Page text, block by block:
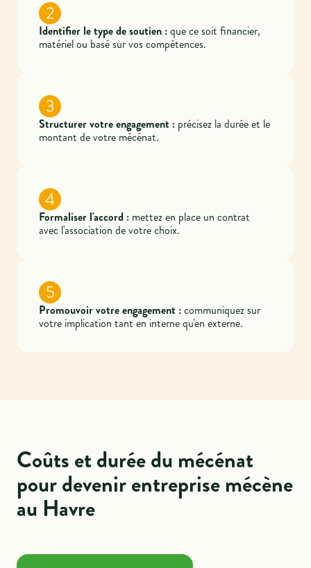
2
Identifier le type de soutien :que ce soit financier,
matériel ou basé sur vos compétences.
3
Structurer votre engagement : précisez la durée et le
montant de votre mécénat.
4
Formaliser l'accord : mettez en place un contrat
avec l'association de votre choix.
5
Promouvoir votre engagement :communiquez sur
votre implication tant en interne qu'en externe.
Coûts et durée du mécénat
pour devenir entreprise mécène
au Havre